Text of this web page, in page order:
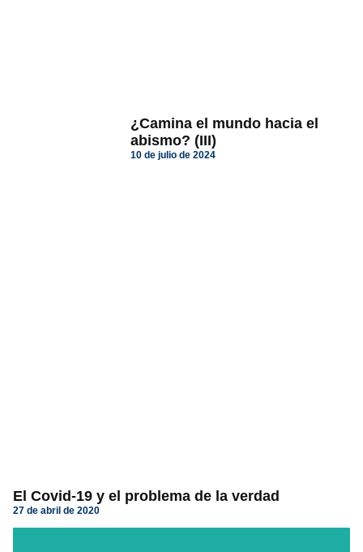
¿Camina el mundo hacia el
abismo? (III)
10 de julio de 2024
El Covid-19 y el problema de la verdad
27 de abril de 2020